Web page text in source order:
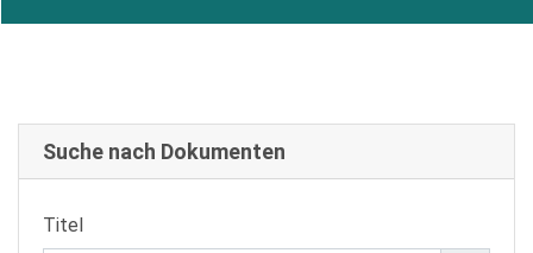
Suche nach Dokumenten
Titel